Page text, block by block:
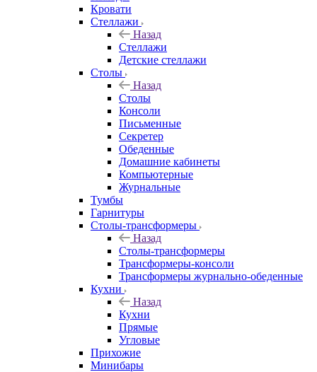
Кровати
Стеллажи
Назад
Стеллажи
Детские стеллажи
Столы
Назад
Столы
Консоли
Письменные
Секретер
Обеденные
Домашние кабинеты
Компьютерные
Журнальные
Тумбы
Гарнитуры
Столы-трансформеры
Назад
Столы-трансформеры
Трансформеры-консоли
Трансформеры журнально-обеденные
Кухни
Назад
Кухни
Прямые
Угловые
Прихожие
Минибары